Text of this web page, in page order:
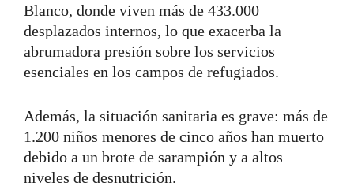
Blanco, donde viven más de 433.000
desplazados internos, lo que exacerba la
abrumadora presión sobre los servicios
esenciales en los campos de refugiados.
Además, la situación sanitaria es grave: más de
1.200 niños menores de cinco años han muerto
debido a un brote de sarampión y a altos
niveles de desnutrición.